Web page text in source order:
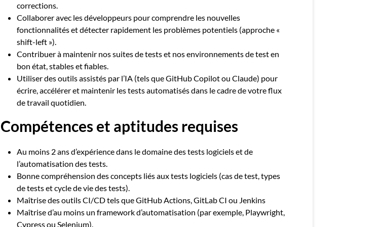
corrections.
Collaborer avec les développeurs pour comprendre les nouvelles
fonctionnalités et détecter rapidement les problèmes potentiels (approche «
shift-left »).
Contribuer à maintenir nos suites de tests et nos environnements de test en
bon état, stables et fiables.
Utiliser des outils assistés par l’IA (tels que GitHub Copilot ou Claude) pour
écrire, accélérer et maintenir les tests automatisés dans le cadre de votre flux
de travail quotidien.
Compétences et aptitudes requises
Au moins 2 ans d’expérience dans le domaine des tests logiciels et de
l’automatisation des tests.
Bonne compréhension des concepts liés aux tests logiciels (cas de test, types
de tests et cycle de vie des tests).
Maîtrise des outils CI/CD tels que GitHub Actions, GitLab CI ou Jenkins
Maîtrise d’au moins un framework d’automatisation (par exemple, Playwright,
Cypress ou Selenium).